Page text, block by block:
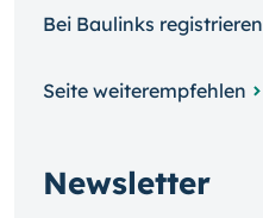
Bei Baulinks registrieren
Seite weiterempfehlen
Newsletter